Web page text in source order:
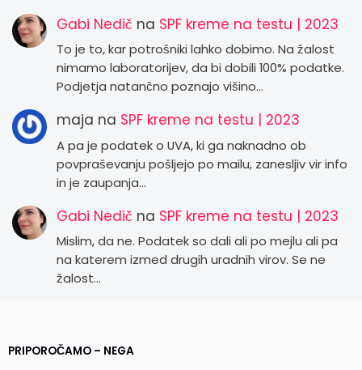
Gabi Nedič na SPF kreme na testu | 2023
To je to, kar potrošniki lahko dobimo. Na žalost
nimamo laboratorijev, da bi dobili 100% podatke.
Podjetja natančno poznajo višino…
maja na SPF kreme na testu | 2023
A pa je podatek o UVA, ki ga naknadno ob
povpraševanju pošljejo po mailu, zanesljiv vir info
in je zaupanja…
Gabi Nedič na SPF kreme na testu | 2023
Mislim, da ne. Podatek so dali ali po mejlu ali pa
na katerem izmed drugih uradnih virov. Se ne
žalost…
PRIPOROČAMO – NEGA